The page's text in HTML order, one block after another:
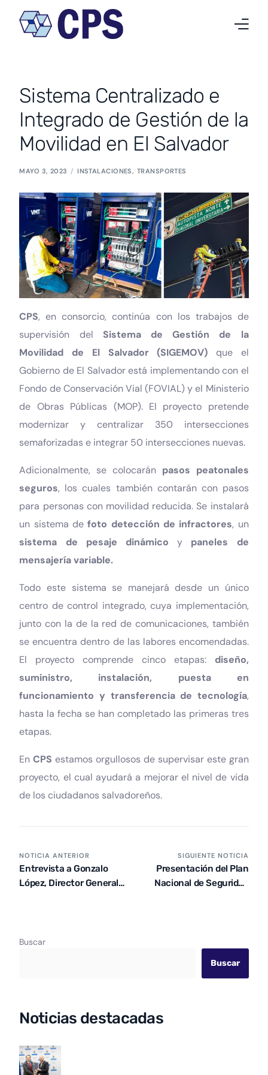
Sistema Centralizado e
Integrado de Gestión de la
Movilidad en El Salvador
MAYO 3, 2023 INSTALACIONES, TRANSPORTES
CPS, en consorcio, continúa con los trabajos de
supervisión del Sistema de Gestión de la
Movilidad de El Salvador (SIGEMOV) que el
Gobierno de El Salvador está implementando con el
Fondo de Conservación Vial (FOVIAL) y el Ministerio
de Obras Públicas (MOP). El proyecto pretende
modernizar y centralizar 350 intersecciones
semaforizadas e integrar 50 intersecciones nuevas.
Adicionalmente, se colocarán pasos peatonales
seguros, los cuales también contarán con pasos
para personas con movilidad reducida. Se instalará
un sistema defoto detección de infractores, un
sistema de pesaje dinámico y paneles de
mensajería variable.
Todo este sistema se manejará desde un único
centro de control integrado, cuya implementación,
junto con la de la red de comunicaciones, también
se encuentra dentro de las labores encomendadas.
El proyecto comprende cinco etapas: diseño,
suministro, instalación, puesta en
funcionamiento y transferencia de tecnología,
hasta la fecha se han completado las primeras tres
etapas.
EnCPSestamos orgullosos de supervisar este gran
proyecto, el cual ayudará a mejorar el nivel de vida
de los ciudadanos salvadoreños.
NOTICIA ANTERIOR
Entrevista a Gonzalo
López, Director General
SIGUIENTE NOTICIA
Presentación del Plan
Nacional de Seguridad
Buscar
Buscar
Noticias destacadas
Qué hacemos
Proyectos
Trabaja en CPS
Contacto
Español